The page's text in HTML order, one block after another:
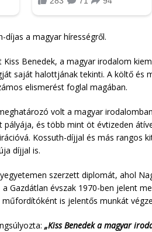
díjas a magyar hírességről.
Kiss Benedek, a magyar irodalom
saját halottjának tekinti. A költő
elismerést foglal magában.
volt a magyar
és több mint öt évtizeden
Kossuth-díjjal és más rangos
díjjal is.
szerzett diplomát, ahol
Gazdátlan évszak 1970-ben jelent
is jelentős munkát
„Kiss Benedek a magyar